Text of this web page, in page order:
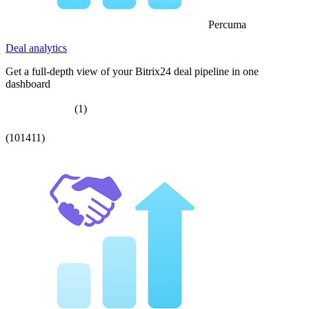
Percuma
Deal analytics
Get a full-depth view of your Bitrix24 deal pipeline in one
dashboard
(1)
(101411)